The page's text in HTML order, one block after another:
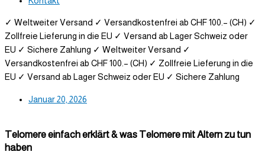
✓ Weltweiter Versand ✓ Versandkostenfrei ab CHF 100.– (CH) ✓
Zollfreie Lieferung in die EU ✓ Versand ab Lager Schweiz oder
EU ✓ Sichere Zahlung ✓ Weltweiter Versand ✓
Versandkostenfrei ab CHF 100.– (CH) ✓ Zollfreie Lieferung in die
EU ✓ Versand ab Lager Schweiz oder EU ✓ Sichere Zahlung
Januar 20, 2026
Telomere einfach erklärt & was Telomere mit Altern zu tun
haben